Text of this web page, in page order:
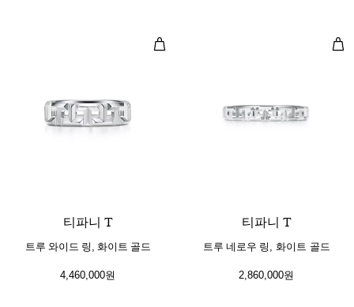
트루 와이드 링, 화이트 골드
티파니 T
트루 와이드 링, 화이트 골드
4,460,000원
트
티파니 T
트루 네로우 링, 화이트 골드
2,860,000원